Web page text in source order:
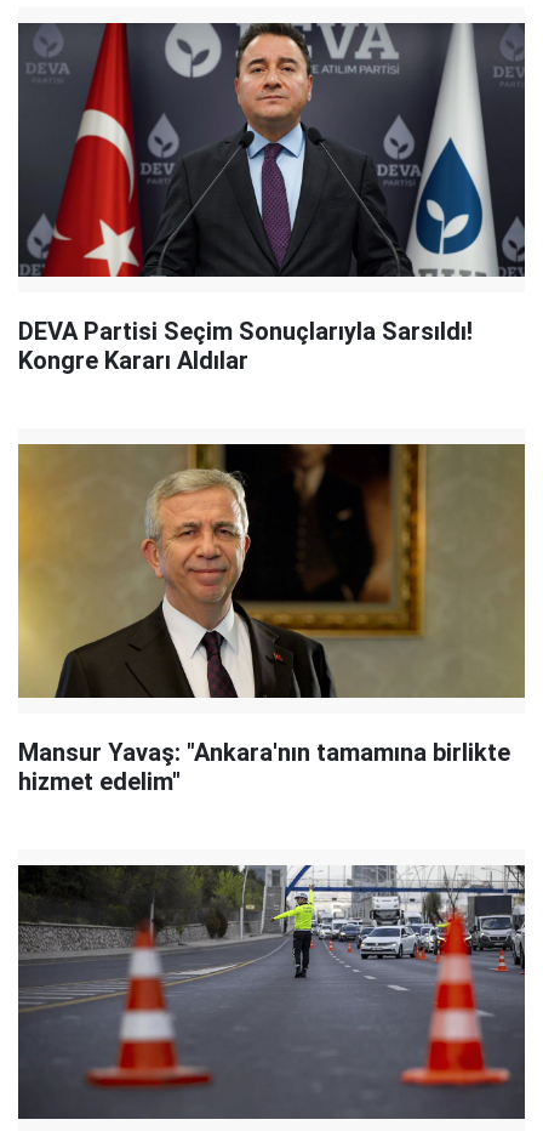
DEVA Partisi Seçim Sonuçlarıyla Sarsıldı!
Kongre Kararı Aldılar
Mansur Yavaş: "Ankara'nın tamamına birlikte
hizmet edelim"